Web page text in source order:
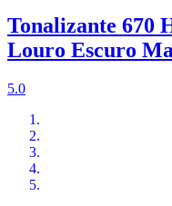
Tonalizante 670
Louro Escuro
5.0